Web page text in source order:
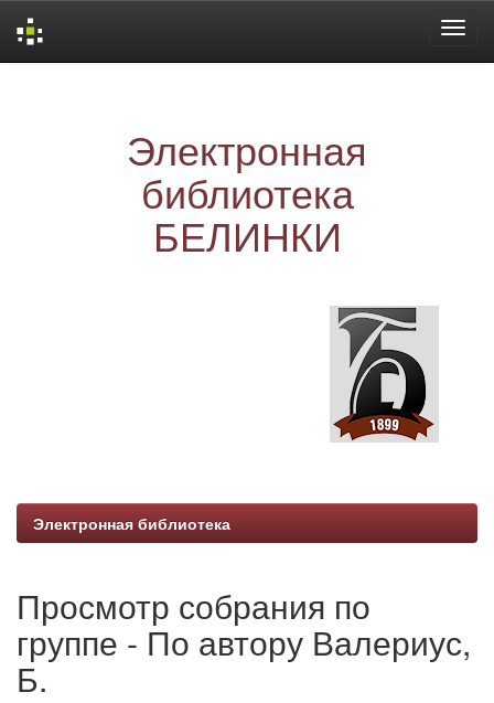
Электронная
библиотека
БЕЛИНКИ
Электронная библиотека
Просмотр собрания по
группе - По автору Валериус,
Б.